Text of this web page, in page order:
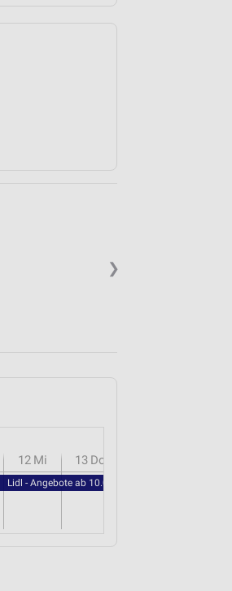
❯
12 Mi 13 Do
Lidl - Angebote ab 10.08.